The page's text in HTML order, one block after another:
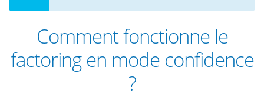
Comment fonctionne le
factoring en mode confidence
?